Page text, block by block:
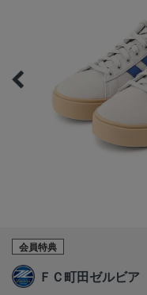
会員特典
ＦＣ町田ゼルビア